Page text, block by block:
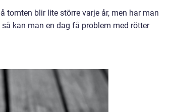
tomten blir lite större varje år, men har man
kan man en dag få problem med rötter